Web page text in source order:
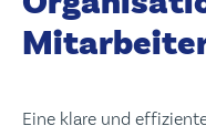
Eine klare und